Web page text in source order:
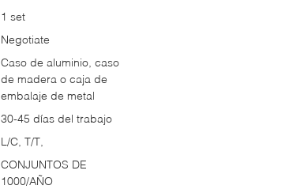
1 set
Negotiate
Caso de aluminio, caso
de madera o caja de
embalaje de metal
30-45 días del trabajo
L/C, T/T,
CONJUNTOS DE
1000/AÑO